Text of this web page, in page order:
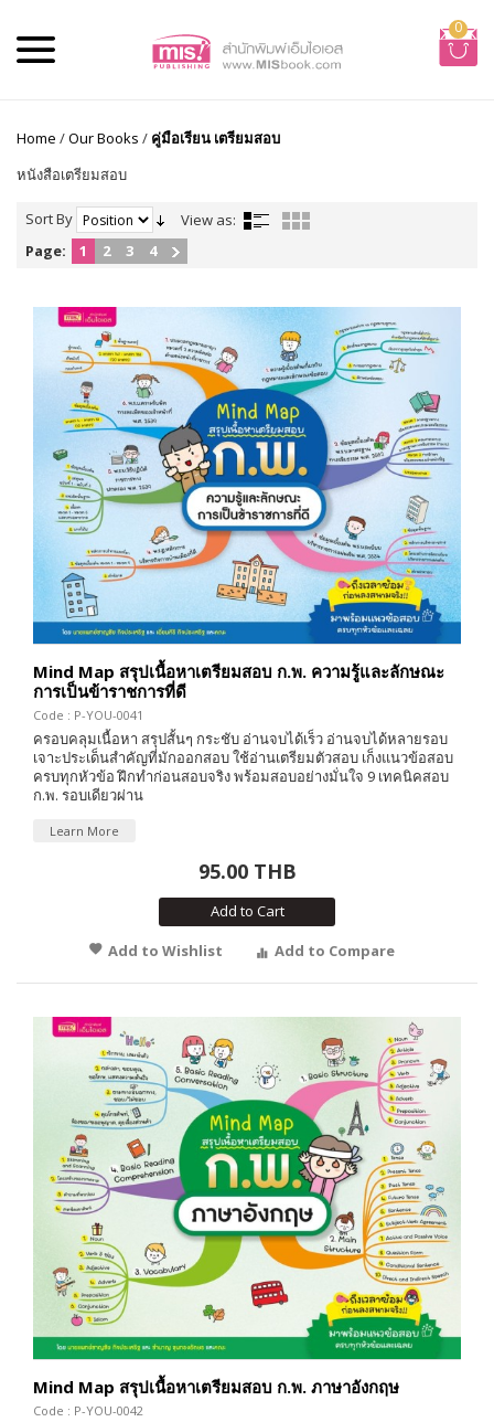
0
Home /Our Books / คู่มือเรียน เตรียมสอบ
หนังสือเตรียมสอบ
Sort By
View as:
Page:
1 2 3 4
Mind Map สรุปเนื้อหาเตรียมสอบ ก.พ. ความรู้และลักษณะ
การเป็นข้าราชการที่ดี
Code : P-YOU-0041
ครอบคลุมเนื้อหา สรุปสั้นๆ กระชับ อ่านจบได้เร็ว อ่านจบได้หลายรอบ
เจาะประเด็นสำคัญที่มักออกสอบ ใช้อ่านเตรียมตัวสอบ เก็งแนวข้อสอบ
ครบทุกหัวข้อ ฝึกทำก่อนสอบจริง พร้อมสอบอย่างมั่นใจ 9 เทคนิคสอบ
ก.พ. รอบเดียวผ่าน
Learn More
95.00 THB
Add to Cart
Add to Wishlist
Add to Compare
Mind Map สรุปเนื้อหาเตรียมสอบ ก.พ. ภาษาอังกฤษ
Code : P-YOU-0042